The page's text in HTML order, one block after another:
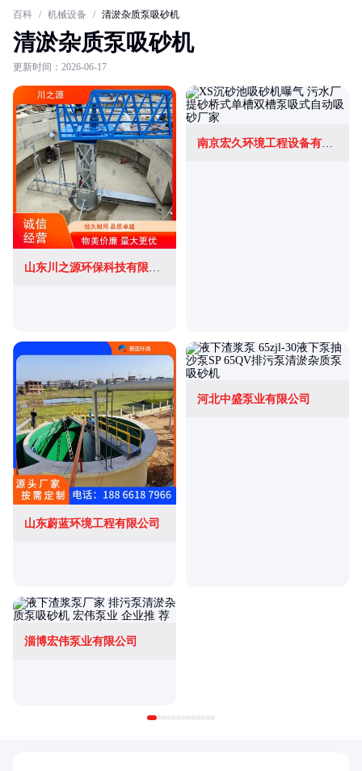
百科 / 机械设备 / 清淤杂质泵吸砂机
清淤杂质泵吸砂机
更新时间：2026-06-17
山东川之源环保科技有限公司
南京宏久环境工程设备有限公司
山东蔚蓝环境工程有限公司
河北中盛泵业有限公司
淄博宏伟泵业有限公司